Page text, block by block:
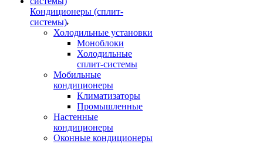
Кондиционеры (сплит-
системы)
Холодильные установки
Моноблоки
Холодильные
сплит-системы
Мобильные
кондиционеры
Климатизаторы
Промышленные
Настенные
кондиционеры
Оконные кондиционеры